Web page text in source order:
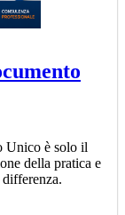
Unico è solo il
della pratica e